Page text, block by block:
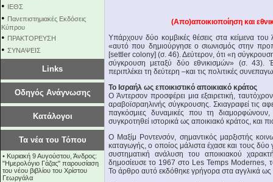
• ΙΕΘΣ
• Πανεπιστημιακές Εκδόσεις
Κύπρου
• ΠΡΑΚΤΟΡΕΥΣΗ
• ΣΥΝΑΨΕΙΣ
Links
Οδηγός Ανάγνωσης
Κατάλογοι
Τα νέα του Τόπου
• Κυριακή 9 Αυγούστου, Άνδρος:
"Ημερολόγιο Γάζας" παρουσίαση
του νέου βιβλίου του Χρίστου
Γεωργάλα
(Απο)αποικιοποίηση και
Υπάρχουν δύο κομβικές θέσεις στα κείμενα του
«αυτό που δημιούργησε ο σιωνισμός στην
[settler colony] (σ. 46). Δεύτερον, ότι «η
σύγκρουση μεταξύ δύο εθνικισμών» (σ. 43).
περιπλέκει τη δεύτερη –και τις πολιτικές
Το Ισραήλ ως εποικιστικό αποικιακό κράτος
Ο Άντερσον προσφέρει μια εξαιρετική,
αραβοϊσραηλινής σύγκρουσης. Σκιαγραφεί τις
παγκόσμιες δυναμικές που τη
συγκροτηθεί ιστορικά ως αποικιακό κράτος, και
Ο Μαξίμ Ροντενσόν, σημαντικός μαρξιστής
καταγωγής, ο οποίος μάλιστα έχασε και τους
συστηματική ανάλυση του αποικιακού
δημοσίευσε το 1967 στο Les Temps Modernes,
Το άρθρο αυτό εκδόθηκε γρήγορα στα αγγλικά ως